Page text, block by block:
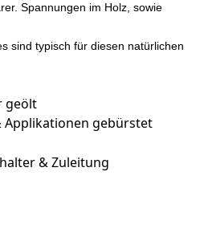
Spannungen im Holz, sowie
sind typisch für diesen natürlichen
geölt
Applikationen gebürstet
& Zuleitung